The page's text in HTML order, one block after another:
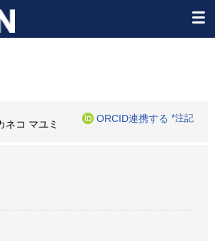
ネコ マユミ
ORCID連携する *注記